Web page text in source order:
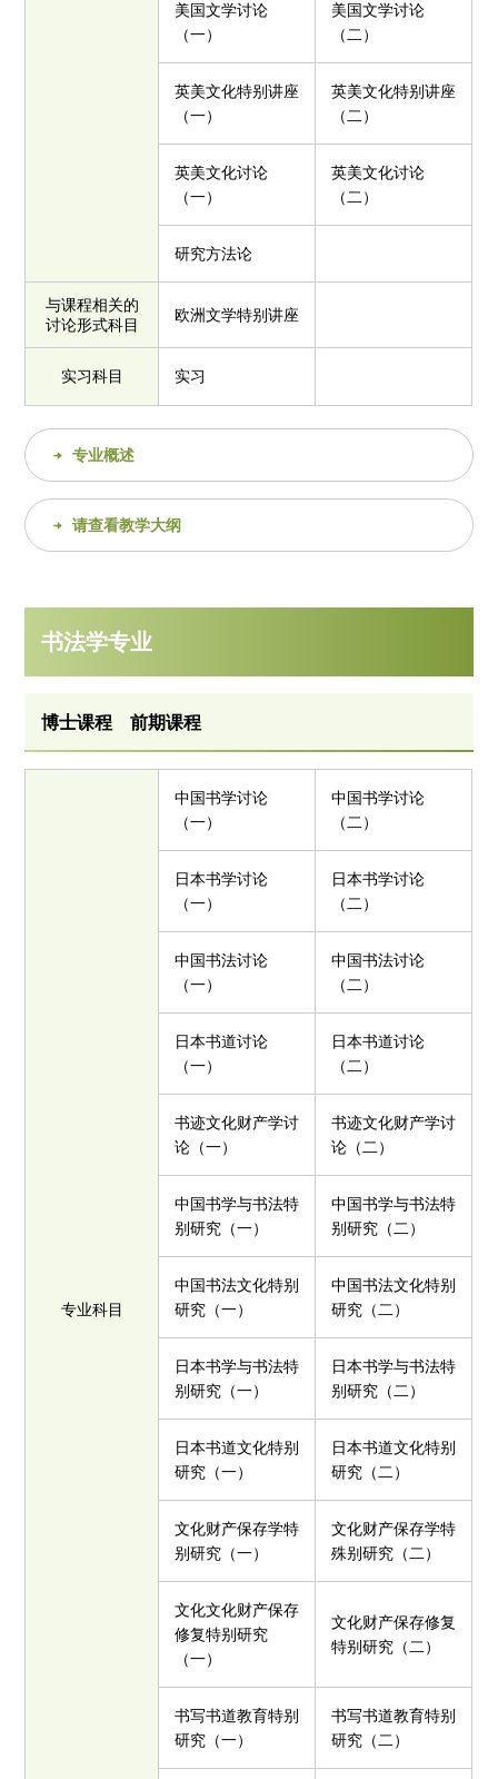
美国文学讨论
（一）
美国文学讨论
（二）
英美文化特别讲座
（一）
英美文化特别讲座
（二）
英美文化讨论
（一）
英美文化讨论
（二）
研究方法论
与课程相关的
讨论形式科目
欧洲文学特别讲座
实习科目 实习
专业概述
请查看教学大纲
书法学专业
博士课程 前期课程
专业科目
中国书学讨论
（一）
中国书学讨论
（二）
日本书学讨论
（一）
日本书学讨论
（二）
中国书法讨论
（一）
中国书法讨论
（二）
日本书道讨论
（一）
日本书道讨论
（二）
书迹文化财产学讨
论（一）
书迹文化财产学讨
论（二）
中国书学与书法特
别研究（一）
中国书学与书法特
别研究（二）
中国书法文化特别
研究（一）
中国书法文化特别
研究（二）
日本书学与书法特
别研究（一）
日本书学与书法特
别研究（二）
日本书道文化特别
研究（一）
日本书道文化特别
研究（二）
文化财产保存学特
别研究（一）
文化财产保存学特
殊别研究（二）
文化文化财产保存
修复特别研究
（一）
文化财产保存修复
特别研究（二）
书写书道教育特别
研究（一）
书写书道教育特别
研究（二）